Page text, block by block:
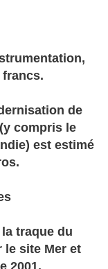
de
compris le
est estimé
traque du
le site Mer et